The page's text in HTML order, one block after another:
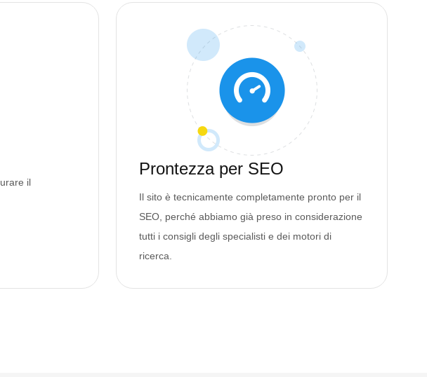
il
Prontezza per SEO
Il sito è tecnicamente completamente pronto per il
SEO, perché abbiamo già preso in considerazione
tutti i consigli degli specialisti e dei motori di
ricerca.